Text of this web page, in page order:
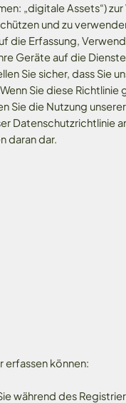
„digitale Assets“)
und zu
die Erfassung,
Geräte auf die
Sie sicher, dass Sie
Sie diese
Sie die Nutzung
Datenschutzrichtlinie
daran dar.
erfassen können:
während des